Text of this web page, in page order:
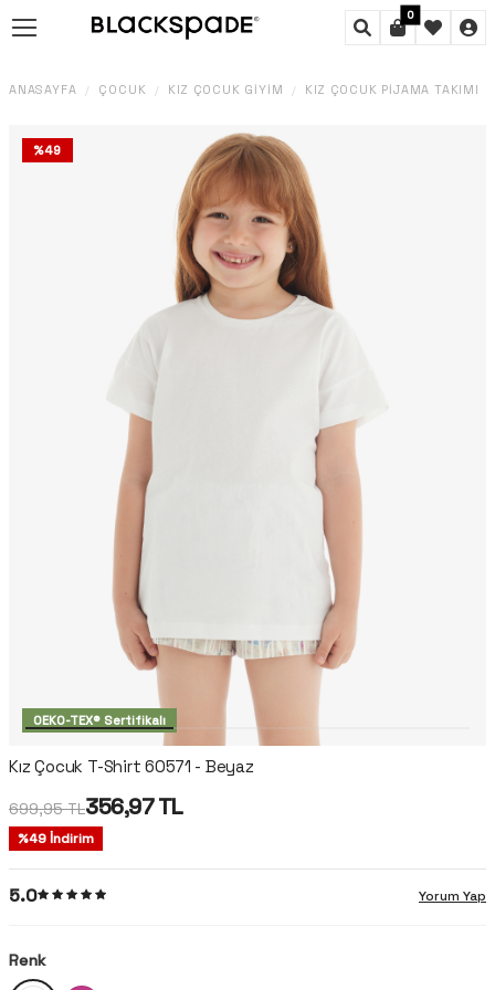
0
ANASAYFA / ÇOCUK / KIZ ÇOCUK GIYIM / KIZ ÇOCUK PIJAMA TAKIMI
%49
OEKO-TEX® Sertifikalı
Kız Çocuk T-Shirt 60571 - Beyaz
699,95TL356,97TL
%49İndirim
5.0 Yorum Yap
Renk